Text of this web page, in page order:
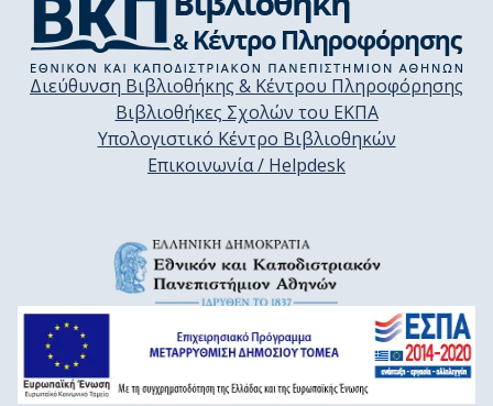
Διεύθυνση Βιβλιοθήκης & Κέντρου Πληροφόρησης
Βιβλιοθήκες Σχολών του ΕΚΠΑ
Υπολογιστικό Κέντρο Βιβλιοθηκών
Επικοινωνία / Helpdesk